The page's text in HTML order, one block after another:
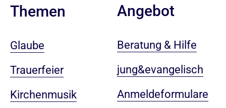
Themen
Glaube
Trauerfeier
Kirchenmusik
Angebot
Beratung & Hilfe
jung&evangelisch
Anmeldeformulare